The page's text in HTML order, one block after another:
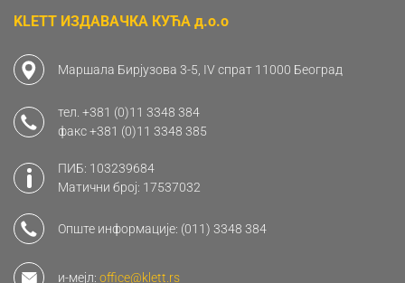
KLETT ИЗДАВАЧКА КУЋА д.о.о
Маршала Бирјузова 3-5, IV спрат 11000 Београд
тел. +381 (0)11 3348 384
факс+381 (0)11 3348 385
ПИБ: 103239684
Матични број: 17537032
Опште информације: (011) 3348 384
и-мејл: office@klett.rs